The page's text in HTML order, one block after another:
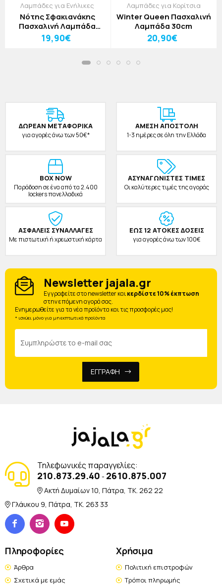
Λαμπάδες για Ενήλικες
Νότης Σφακιανάκης
Πασχαλινή Λαμπάδα
30cm
19,90€
Λαμπάδες για Κορίτσια
Winter Queen Πασχαλινή
Λαμπάδα 30cm
20,90€
ΔΩΡΕAΝ ΜΕΤΑΦΟΡΙΚΑ
για αγορές άνω των 50€*
ΑΜΕΣΗ ΑΠΟΣΤΟΛΗ
1-3 ημέρες σε όλη την Ελλάδα
BOX NOW
Παράδοση σε ένα από τα 2.400
lockers πανελλαδικά
ΑΣΥΝΑΓΩΝΙΣΤΕΣ ΤΙΜΕΣ
Οι καλύτερες τιμές της αγοράς
ΑΣΦΑΛΕΙΣ ΣΥΝΑΛΛΑΓΕΣ
Με πιστωτική ή χρεωστική κάρτα
ΕΩΣ 12 ΑΤΟΚΕΣ ΔΟΣΕΙΣ
για αγορές άνω των 100€
Newsletter jajala.gr
Eγγραφείτε στο newsletter καικερδίστε 10% έκπτωση
στην επόμενη αγορά σας.
Ενημερωθείτε για τα νέα προϊόντα και τις προσφορές μας!
* ισχύει μόνο για μη εκπτωτικά προϊόντα
ΕΓΓΡΑΦΗ
Τηλεφωνικές παραγγελίες:
210.873.29.40 - 2610.875.007
Ακτή Δυμαίων 10, Πάτρα, TK. 262 22
Γλάυκου 9, Πάτρα, TK. 263 33
Πληροφορίες
Άρθρα
Σχετικά με εμάς
Χρήσιμα
Πολιτική επιστροφών
Τρόποι πληρωμής